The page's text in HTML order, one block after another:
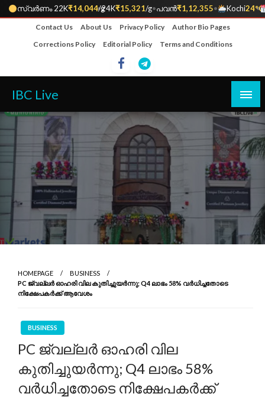
സ്വർണം 22K₹14,044/g
•24K₹15,321/g•പവൻ₹1,12,355• Kochi24°C
•
Contact Us About Us Privacy Policy
Author Bio Pages
Corrections Policy
Editorial Policy Terms and Conditions
IBC Live
HOMEPAGE
BUSINESS
PC ജ്വല്ലർ ഓഹരി വില കുതിച്ചുയർന്നു; Q4 ലാഭം 58% വർധിച്ചതോടെ
നിക്ഷേപകർക്ക് ആവേശം
BUSINESS
PC ജ്വല്ലർ ഓഹരി വില
കുതിച്ചുയർന്നു; Q4 ലാഭം 58%
വർധിച്ചതോടെ നിക്ഷേപകർക്ക്